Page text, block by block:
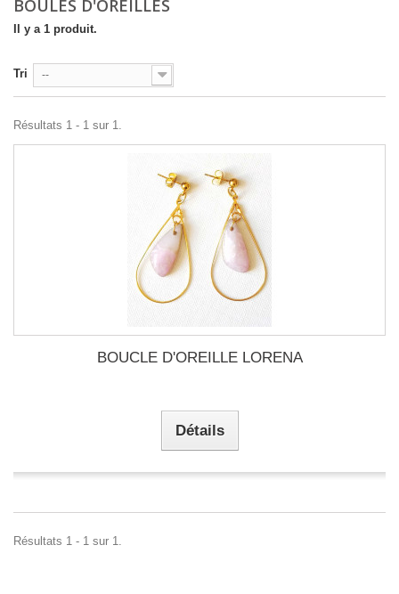
BOULES D'OREILLES
Il y a 1 produit.
Tri --
Résultats 1 - 1 sur 1.
BOUCLE D'OREILLE LORENA
Détails
Résultats 1 - 1 sur 1.